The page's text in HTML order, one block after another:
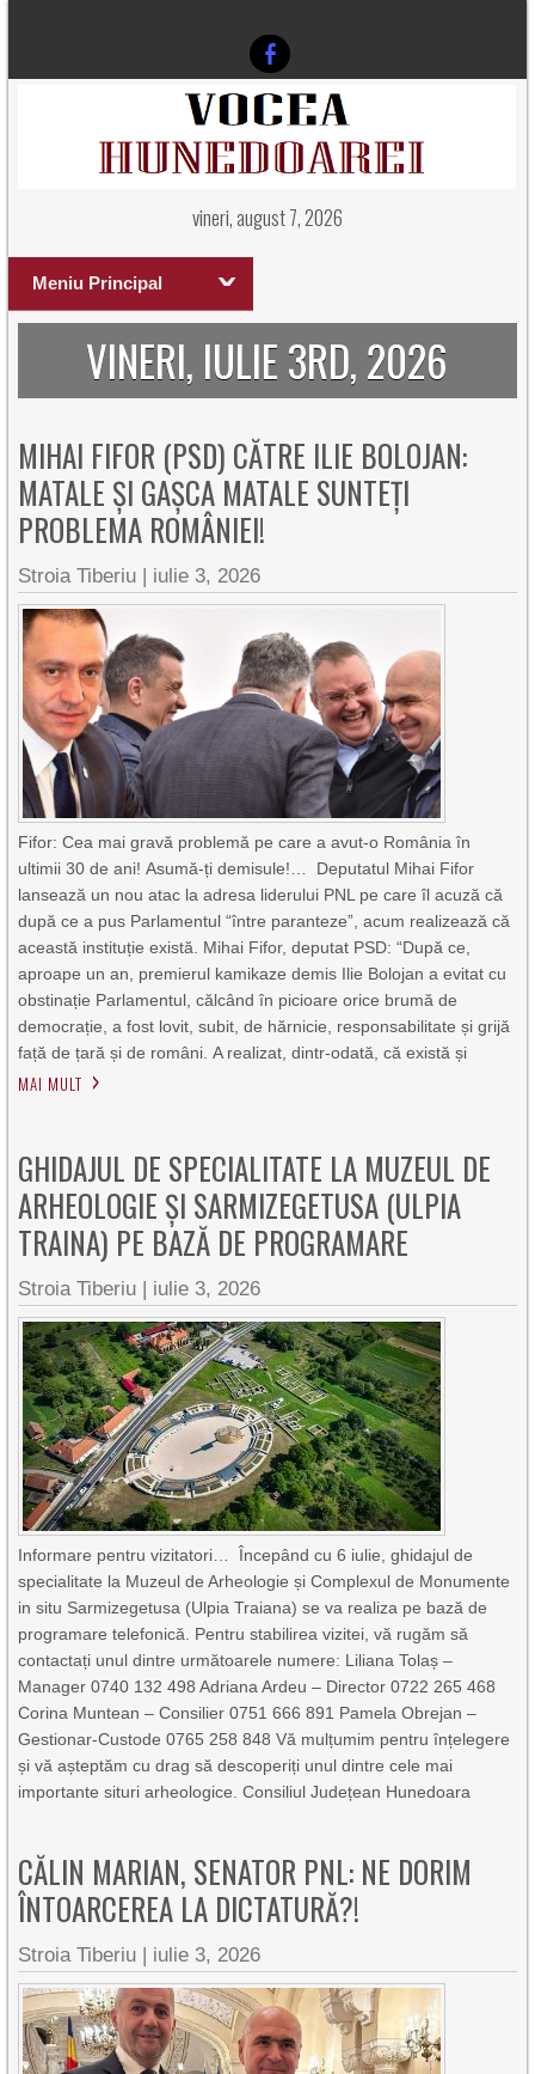
vineri, august 7, 2026
Meniu Principal
VINERI, IULIE 3RD, 2026
MIHAI FIFOR (PSD) CĂTRE ILIE BOLOJAN:
MATALE ȘI GAȘCA MATALE SUNTEȚI
PROBLEMA ROMÂNIEI!
Stroia Tiberiu | iulie 3, 2026
Fifor: Cea mai gravă problemă pe care a avut-o România în
ultimii 30 de ani! Asumă-ți demisule!… Deputatul Mihai Fifor
lansează un nou atac la adresa liderului PNL pe care îl acuză că
după ce a pus Parlamentul “între paranteze”, acum realizează că
această instituție există. Mihai Fifor, deputat PSD: “După ce,
aproape un an, premierul kamikaze demis Ilie Bolojan a evitat cu
obstinație Parlamentul, călcând în picioare orice brumă de
democrație, a fost lovit, subit, de hărnicie, responsabilitate și grijă
față de țară și de români. A realizat, dintr-odată, că există și
MAI MULT
GHIDAJUL DE SPECIALITATE LA MUZEUL DE
ARHEOLOGIE ȘI SARMIZEGETUSA (ULPIA
TRAINA) PE BAZĂ DE PROGRAMARE
Stroia Tiberiu | iulie 3, 2026
Informare pentru vizitatori… Începând cu 6 iulie, ghidajul de
specialitate la Muzeul de Arheologie și Complexul de Monumente
in situ Sarmizegetusa (Ulpia Traiana) se va realiza pe bază de
programare telefonică. Pentru stabilirea vizitei, vă rugăm să
contactați unul dintre următoarele numere: Liliana Tolaș –
Manager 0740 132 498 Adriana Ardeu – Director 0722 265 468
Corina Muntean – Consilier 0751 666 891 Pamela Obrejan –
Gestionar-Custode 0765 258 848 Vă mulțumim pentru înțelegere
și vă așteptăm cu drag să descoperiți unul dintre cele mai
importante situri arheologice. Consiliul Județean Hunedoara
CĂLIN MARIAN, SENATOR PNL: NE DORIM
ÎNTOARCEREA LA DICTATURĂ?!
Stroia Tiberiu | iulie 3, 2026